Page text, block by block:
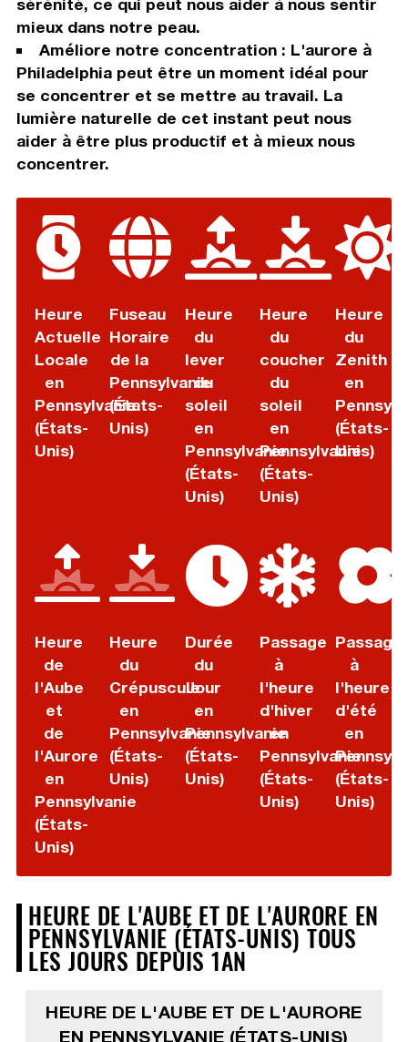
sérénité, ce qui peut nous aider à nous sentir
mieux dans notre peau.
Améliore notre concentration : L'aurore à
Philadelphia peut être un moment idéal pour
se concentrer et se mettre au travail. La
lumière naturelle de cet instant peut nous
aider à être plus productif et à mieux nous
concentrer.
Heure
Actuelle
Locale
en
Pennsylvanie
(États-
Unis)
Fuseau
Horaire
de la
Pennsylvanie
(États-
Unis)
Heure
du
lever
du
soleil
en
Pennsylvanie
(États-
Unis)
Heure
du
coucher
du
soleil
en
Pennsylvanie
(États-
Unis)
Heure
du
Zenith
en
(États-
Unis)
Heure
de
l'Aube
et
de
l'Aurore
en
Pennsylvanie
(États-
Unis)
Heure
du
Crépuscule
en
Pennsylvanie
(États-
Unis)
Durée
du
Jour
en
Pennsylvanie
(États-
Unis)
Passage
à
l'heure
d'hiver
en
Pennsylvanie
(États-
Unis)
Passage
à
l'heure
d'été
en
(États-
Unis)
HEURE DE L'AUBE ET DE L'AURORE EN
PENNSYLVANIE (ÉTATS-UNIS) TOUS
LES JOURS DEPUIS 1AN
HEURE DE L'AUBE ET DE L'AURORE
EN PENNSYLVANIE (ÉTATS-UNIS)